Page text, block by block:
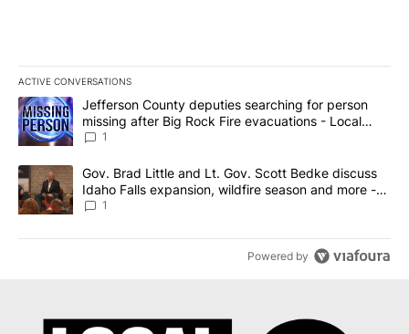
ACTIVE CONVERSATIONS
The following is a list of the most commented articles in the last
A trending article titled "Jefferson County deputies searching
Jefferson County deputies searching for person
missing after Big Rock Fire evacuations - Local
News 8
1
A trending article titled "Gov. Brad Little and Lt. Gov. Scott
Gov. Brad Little and Lt. Gov. Scott Bedke discuss
Idaho Falls expansion, wildfire season and more -
Local News 8
1
Powered by